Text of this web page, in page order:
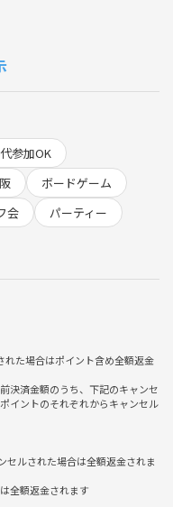
います！
参加OK
ボードゲーム
会
パーティー
れた場合はポイント含め全額返金
決済金額のうち、下記のキャンセ
イントのそれぞれからキャンセル
セルされた場合は全額返金されま
全額返金されます